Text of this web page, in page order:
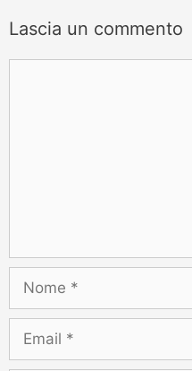
Lascia un commento